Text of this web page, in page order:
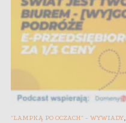
"LAMPKĄ PO OCZACH" - WYWIADY,